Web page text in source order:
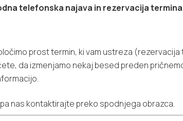
telefonska najava in rezervacija
prost termin, ki vam ustreza (rezervacija
da izmenjamo nekaj besed preden
pa nas kontaktirajte preko spodnjega obrazca.